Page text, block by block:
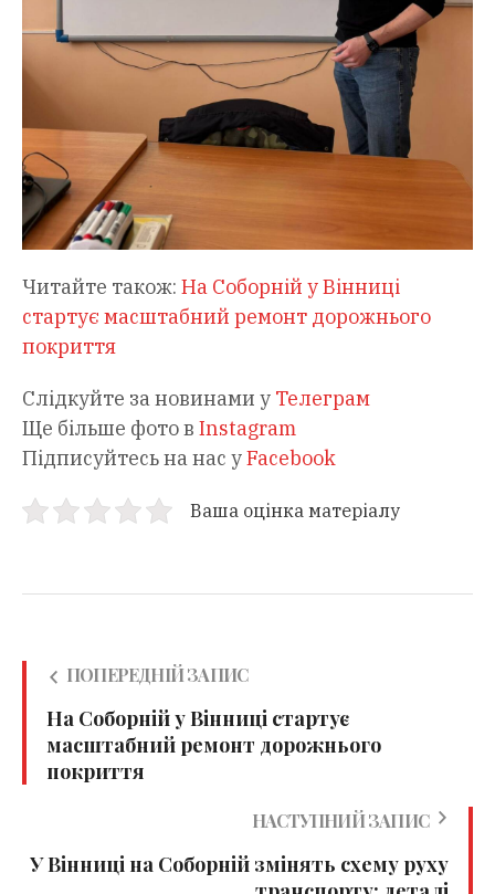
Читайте також: На Соборній у Вінниці
стартує масштабний ремонт дорожнього
покриття
Слідкуйте за новинами у Телеграм
Ще більше фото в Instagram
Підписуйтесь на нас уFacebook
Ваша оцінка матеріалу
ПОПЕРЕДНІЙ ЗАПИС
На Соборній у Вінниці стартує
масштабний ремонт дорожнього
покриття
НАСТУПНИЙ ЗАПИС
У Вінниці на Соборній змінять схему руху